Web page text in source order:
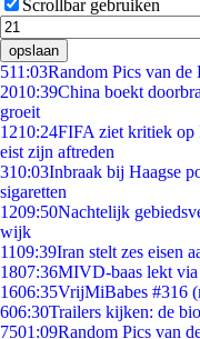
Scrollbar gebruiken
opslaan
511:03Random Pics van de
2010:39China boekt
groeit
1210:24FIFA ziet kritiek op
eist zijn aftreden
310:03Inbraak bij Haagse
sigaretten
1209:50Nachtelijk
wijk
1109:39Iran stelt zes eisen
1807:36MIVD-baas lekt via
1606:35VrijMiBabes #316
606:30Trailers kijken: de
7501:09Random Pics van